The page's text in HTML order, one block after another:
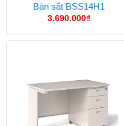
Bàn sắt BSS14H1
3.690.000₫